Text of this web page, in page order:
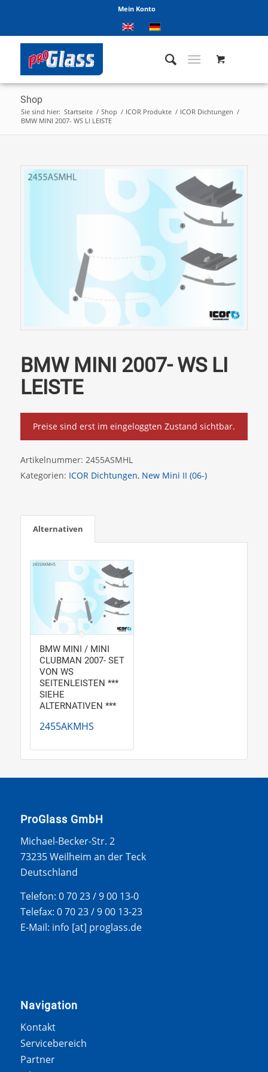
Mein Konto
Shop
Sie sind hier: Startseite / Shop / ICOR Produkte / ICOR Dichtungen /
BMW MINI 2007- WS LI LEISTE
BMW MINI 2007- WS LI
LEISTE
Preise sind erst im eingeloggten Zustand sichtbar.
Artikelnummer: 2455ASMHL
Kategorien: ICOR Dichtungen, New Mini II (06-)
Alternativen
BMW MINI / MINI
CLUBMAN 2007- SET
VON WS
SEITENLEISTEN ***
SIEHE
ALTERNATIVEN ***
2455AKMHS
ProGlass GmbH
Michael-Becker-Str. 2
73235 Weilheim an der Teck
Deutschland
Telefon: 0 70 23 / 9 00 13-0
Telefax: 0 70 23 / 9 00 13-23
E-Mail: info [at] proglass.de
Navigation
Kontakt
Servicebereich
Partner